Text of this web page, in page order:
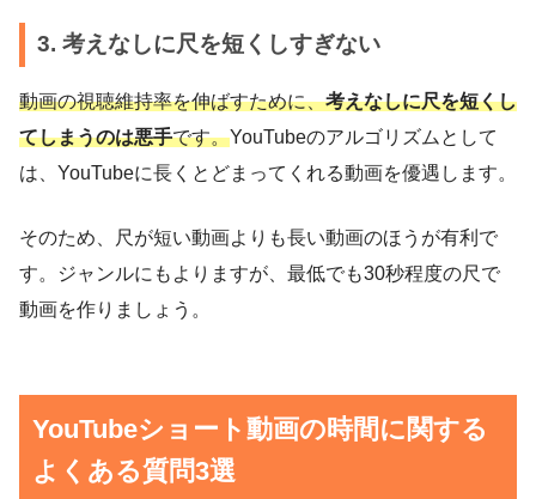
3. 考えなしに尺を短くしすぎない
動画の視聴維持率を伸ばすために、考えなしに尺を短くし
てしまうのは悪手です。YouTubeのアルゴリズムとして
は、YouTubeに長くとどまってくれる動画を優遇します。
そのため、尺が短い動画よりも長い動画のほうが有利で
す。ジャンルにもよりますが、最低でも30秒程度の尺で
動画を作りましょう。
YouTubeショート動画の時間に関する
よくある質問3選